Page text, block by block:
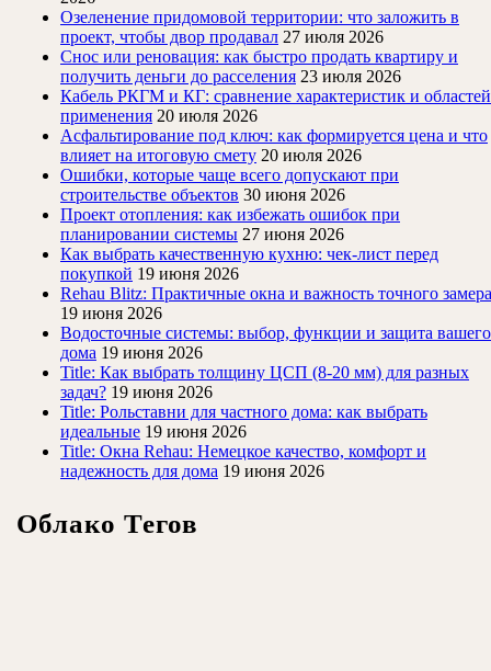
Озеленение придомовой территории: что заложить в
проект, чтобы двор продавал 27 июля 2026
Снос или реновация: как быстро продать квартиру и
получить деньги до расселения 23 июля 2026
Кабель РКГМ и КГ: сравнение характеристик и областей
применения 20 июля 2026
Асфальтирование под ключ: как формируется цена и что
влияет на итоговую смету 20 июля 2026
Ошибки, которые чаще всего допускают при
строительстве объектов 30 июня 2026
Проект отопления: как избежать ошибок при
планировании системы 27 июня 2026
Как выбрать качественную кухню: чек-лист перед
покупкой 19 июня 2026
Rehau Blitz: Практичные окна и важность точного замера
19 июня 2026
Водосточные системы: выбор, функции и защита вашего
дома 19 июня 2026
Title: Как выбрать толщину ЦСП (8-20 мм) для разных
задач? 19 июня 2026
Title: Рольставни для частного дома: как выбрать
идеальные 19 июня 2026
Title: Окна Rehau: Немецкое качество, комфорт и
надежность для дома 19 июня 2026
Облако Тегов